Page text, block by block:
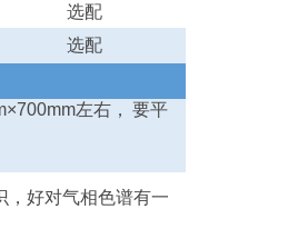
选配
选配
左右， 要平
，好对气相色谱有一